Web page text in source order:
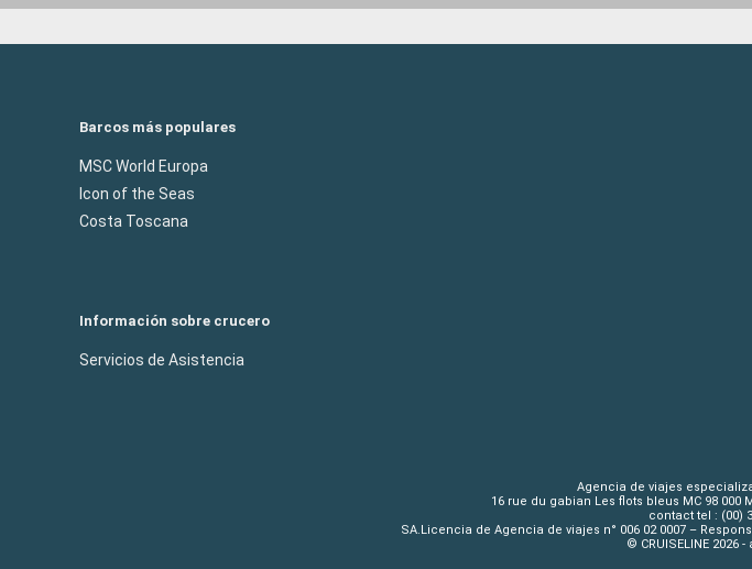
Barcos más populares
MSC World Europa
Icon of the Seas
Costa Toscana
Información sobre crucero
Servicios de Asistencia
Agencia de viajes
16 rue du gabian Les flots bleus MC 98 000
contact tel : (00)
SA.Licencia de Agencia de viajes n° 006 02 0007 –
© CRUISELINE 2026